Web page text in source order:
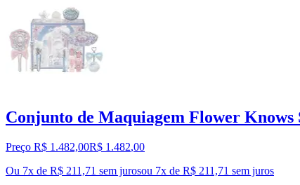
Conjunto de Maquiagem Flower Knows
Preço R$ 1.482,00R$ 1.482,00
Ou 7x de R$ 211,71 sem jurosou 7x de R$ 211,71 sem juros